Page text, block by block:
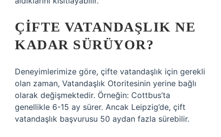
ÇIFTE VATANDAŞLIK NE
KADAR SÜRÜYOR?
Deneyimlerimize göre, çifte vatandaşlık için gerekli
olan zaman, Vatandaşlık Otoritesinin yerine bağlı
olarak değişmektedir. Örneğin: Cottbus’ta
genellikle 6-15 ay sürer. Ancak Leipzig’de, çift
vatandaşlık başvurusu 50 aydan fazla sürebilir.